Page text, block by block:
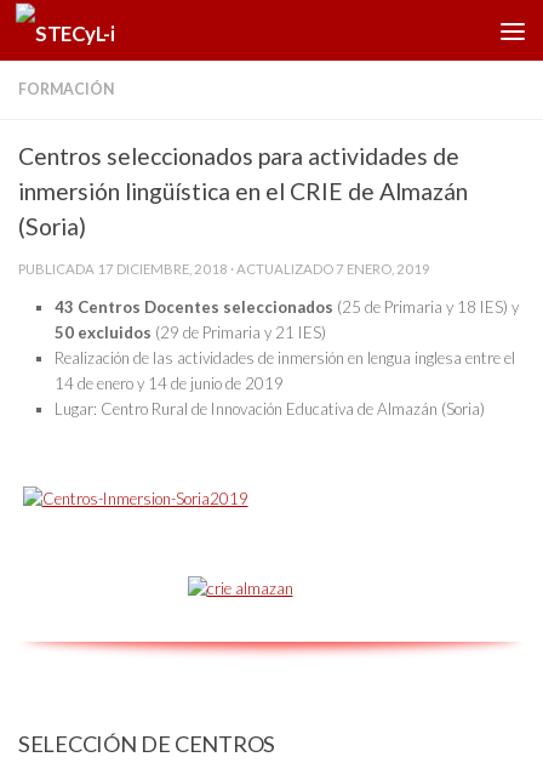
Saltar al contenido
FORMACIÓN
Centros seleccionados para actividades de
inmersión lingüística en el CRIE de Almazán
(Soria)
PUBLICADA 17 DICIEMBRE, 2018 · ACTUALIZADO7 ENERO, 2019
43 Centros Docentes seleccionados (25 de Primaria y 18 IES) y
50 excluidos (29 de Primaria y 21 IES)
Realización de las actividades de inmersión en lengua inglesa entre el
14 de enero y 14 de junio de 2019
Lugar: Centro Rural de Innovación Educativa de Almazán (Soria)
SELECCIÓN DE CENTROS